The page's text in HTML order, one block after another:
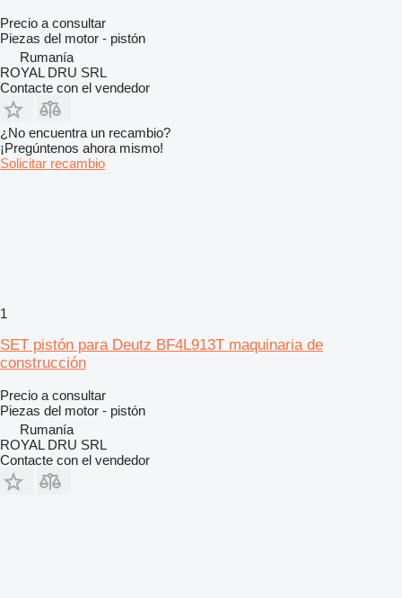
Precio a consultar
Piezas del motor - pistón
Rumanía
ROYAL DRU SRL
Contacte con el vendedor
¿No encuentra un recambio?
¡Pregúntenos ahora mismo!
Solicitar recambio
1
SET pistón para Deutz BF4L913T maquinaria de
construcción
Precio a consultar
Piezas del motor - pistón
Rumanía
ROYAL DRU SRL
Contacte con el vendedor